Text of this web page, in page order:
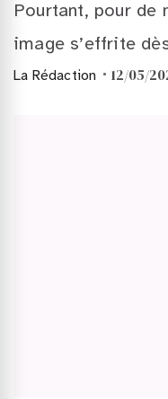
Pourtant, pour de
image s’effrite
La Rédaction 12/05/